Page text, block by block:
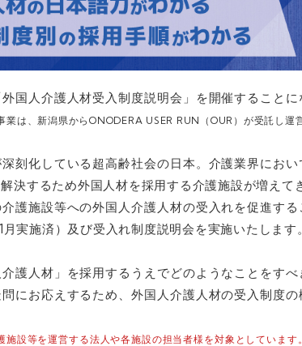
国人介護人材受入制度説明会」を開催することに
業は、新潟県からONODERA USER RUN（OUR）が受託し運
刻化している超高齢社会の日本。介護業界にお
決するため外国人材を採用する介護施設が増えて
護施設等への外国人介護人材の受入れを促進する
実施済）及び受入れ制度説明会を実施いたします。
護人材」を採用するうえでどのようなことをすべ
にお応えするため、外国人介護人材の受入制度の
設等を運営する法人や各施設の担当者様を対象としています